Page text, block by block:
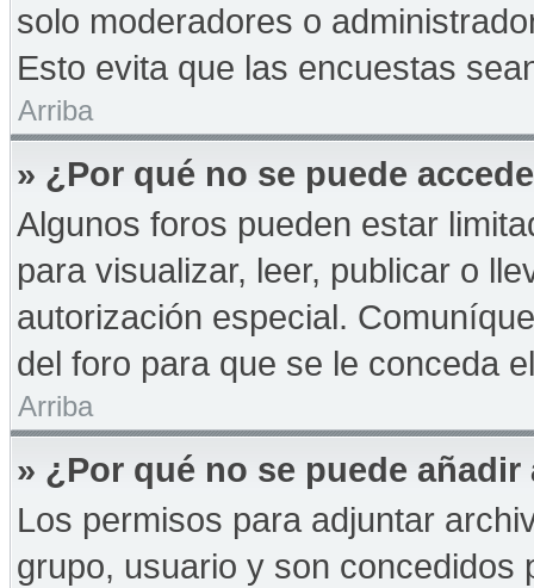
solo moderadores o
Esto evita que las encuestas
Arriba
» ¿Por qué no se puede
Algunos foros pueden estar
para visualizar, leer, publicar o
autorización especial.
del foro para que se le conceda
Arriba
» ¿Por qué no se puede
Los permisos para adjuntar
grupo, usuario y son concedidos